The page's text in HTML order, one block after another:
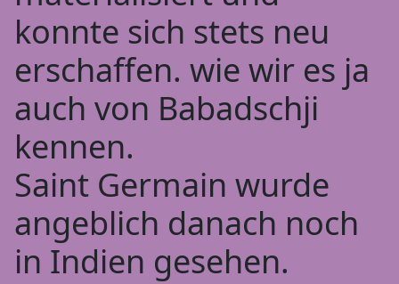
konnte sich stets neu
erschaffen. wie wir es ja
auch von Babadschji
kennen.
Saint Germain wurde
angeblich danach noch
in Indien gesehen.